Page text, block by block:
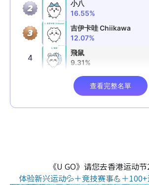
《U GO》请您去香港运动节
体验新兴运动💦＋竞技赛事💪＋